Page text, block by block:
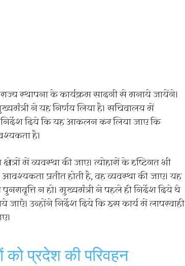
स्थापना के कार्यक्रम सादगी से मनाये जायेंगे।
ने यह निर्णय लिया है। सचिवालय में
दिये कि यह आकलन कर लिया जाए कि
है।
में व्यवस्था की जाए। त्योहारों के दृष्टिगत भी
प्रतीत होती है, वह व्यवस्था की जाए। यह
न हो। मुख्यमंत्री ने पहले ही निर्देश दिये थे
उन्होंने निर्देश दिये कि इस कार्य में लापरवाही
को प्रदेश की परिवहन